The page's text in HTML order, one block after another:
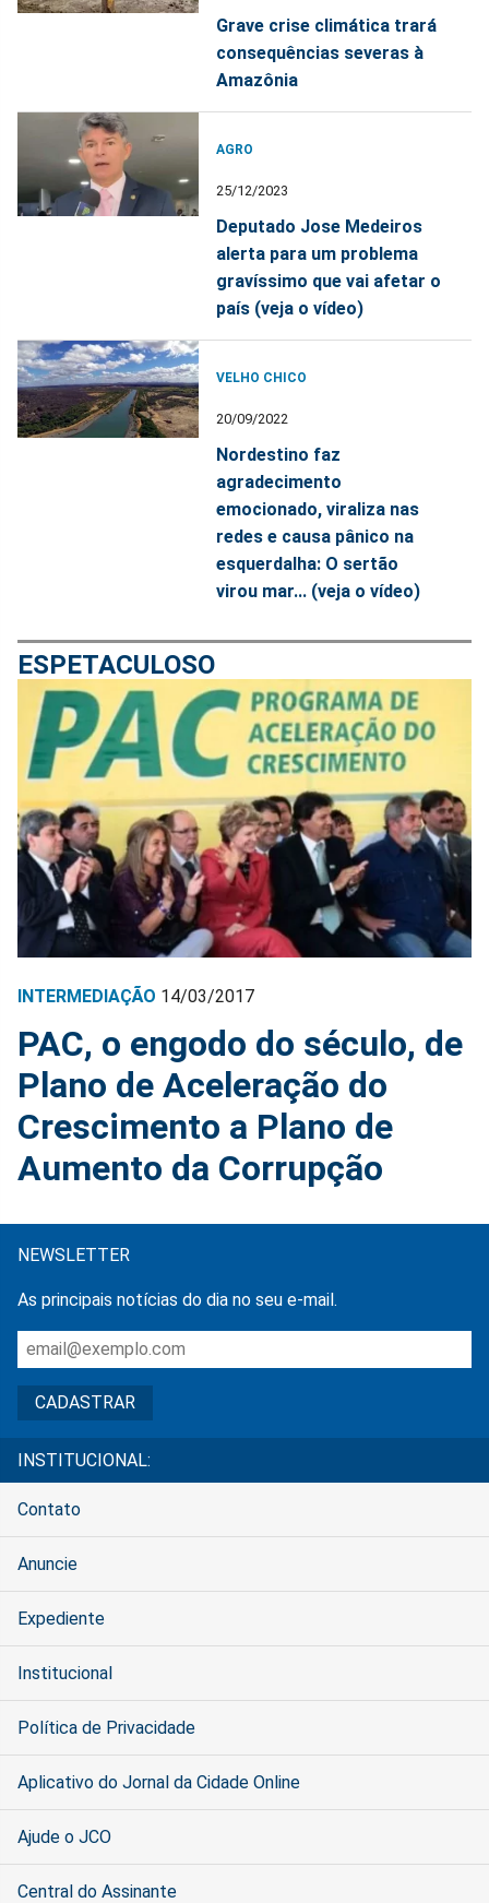
Grave crise climática trará
consequências severas à
Amazônia
AGRO
25/12/2023
Deputado Jose Medeiros
alerta para um problema
gravíssimo que vai afetar o
país (veja o vídeo)
VELHO CHICO
20/09/2022
Nordestino faz
agradecimento
emocionado, viraliza nas
redes e causa pânico na
esquerdalha: O sertão
virou mar... (veja o vídeo)
ESPETACULOSO
INTERMEDIAÇÃO 14/03/2017
PAC, o engodo do século, de
Plano de Aceleração do
Crescimento a Plano de
Aumento da Corrupção
NEWSLETTER
As principais notícias do dia no seu e-mail.
INSTITUCIONAL:
Contato
Anuncie
Expediente
Institucional
Política de Privacidade
Aplicativo do Jornal da Cidade Online
Ajude o JCO
Central do Assinante